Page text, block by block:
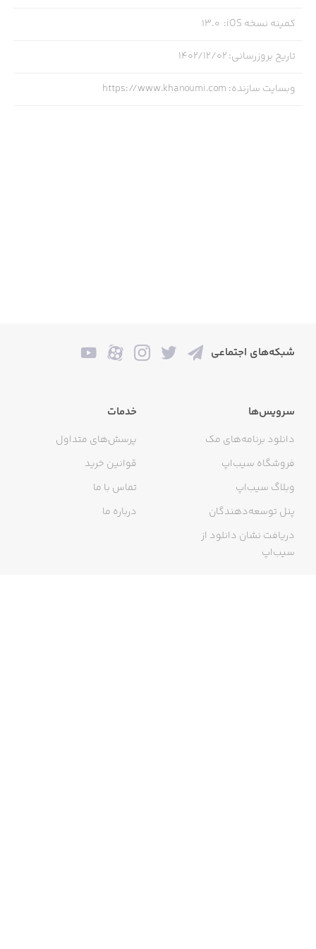
پوشاک و لوازم مراقبتی کودک
• مشاوره و پشتیبانی آنلاین
ارتباط با ما:
021-79186000
کمینه نسخه iOS :
13.0
تاریخ بروزرسانی:۱۴۰۲/۱۲/۰۲
وبسایت سازنده:
https://www.khanoumi.com
شبکه‌های اجتماعی
سرویس‌ها
دانلود برنامه‌های مک
فروشگاه سیب‌اپ
وبلاگ سیب‌اپ
پنل توسعه‌دهندگان
دریافت نشان دانلود از
سیب‌اپ
خدمات
پرسش‌های متداول
قوانین خرید
تماس با ما
درباره ما